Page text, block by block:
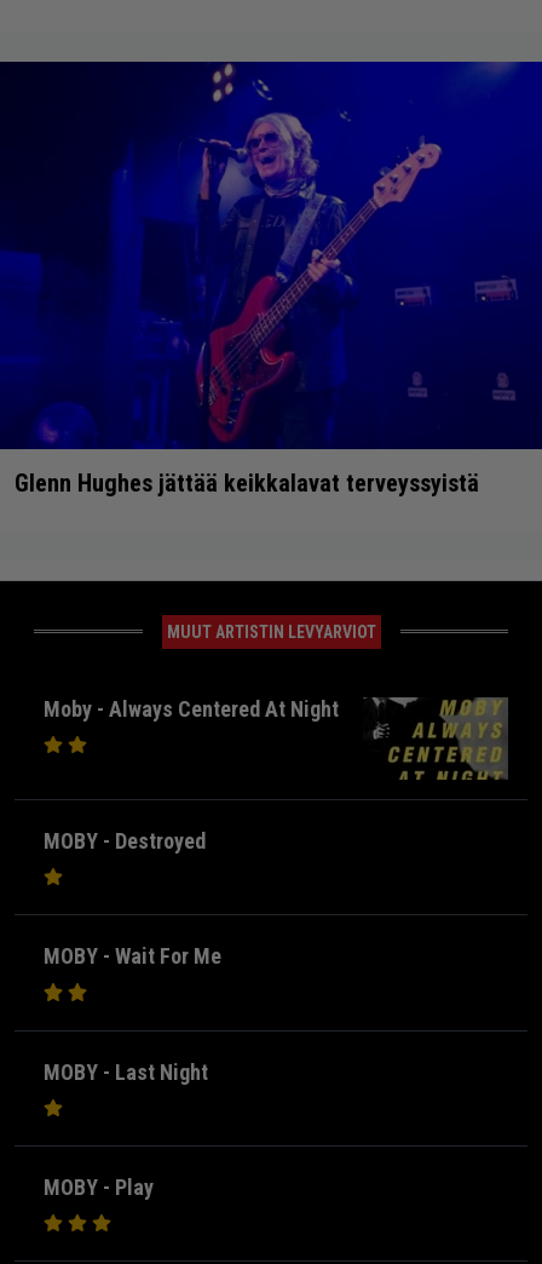
Glenn Hughes jättää keikkalavat terveyssyistä
MUUT ARTISTIN LEVYARVIOT
Moby - Always Centered At Night
MOBY - Destroyed
MOBY - Wait For Me
MOBY - Last Night
MOBY - Play